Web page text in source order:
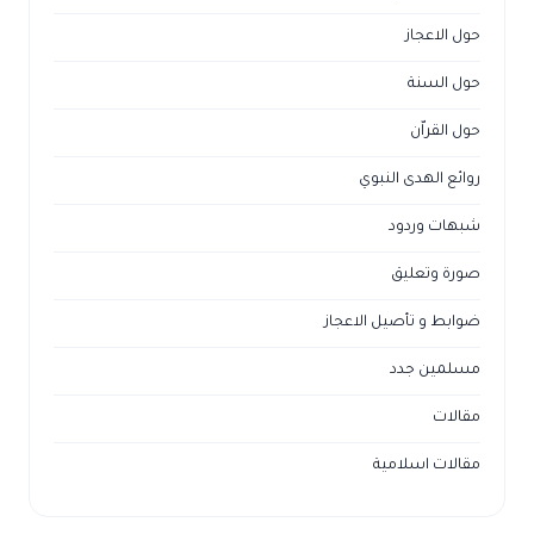
حول الاعجاز
حول السنة
حول القراّن
روائع الهدى النبوي
شبهات وردود
صورة وتعليق
ضوابط و تأصيل الاعجاز
مسلمين جدد
مقالات
مقالات اسلامية